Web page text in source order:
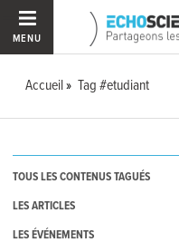
MENU
Accueil Tag #etudiant
TOUS LES CONTENUS TAGUÉS
LES ARTICLES
LES ÉVÉNEMENTS